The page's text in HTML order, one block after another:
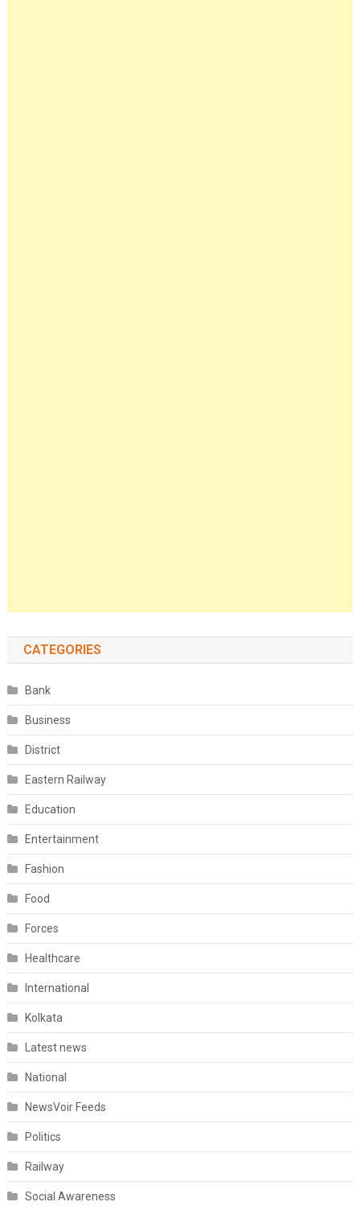
CATEGORIES
Bank
Business
District
Eastern Railway
Education
Entertainment
Fashion
Food
Forces
Healthcare
International
Kolkata
Latest news
National
NewsVoir Feeds
Politics
Railway
Social Awareness